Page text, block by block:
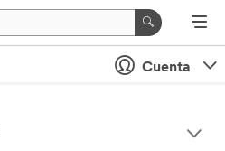
Cuenta